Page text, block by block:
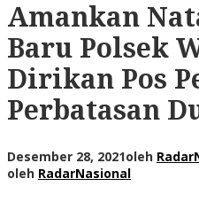
Amankan
Baru Polsek
Dirikan Pos
Perbatasan
Desember 28, 2021oleh
oleh RadarNasional